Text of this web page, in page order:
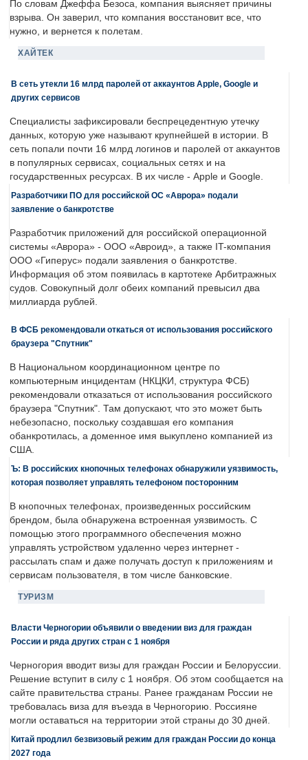
По словам Джеффа Безоса, компания выясняет причины
взрыва. Он заверил, что компания восстановит все, что
нужно, и вернется к полетам.
ХАЙТЕК
В сеть утекли 16 млрд паролей от аккаунтов Apple, Google и
других сервисов
Специалисты зафиксировали беспрецедентную утечку
данных, которую уже называют крупнейшей в истории. В
сеть попали почти 16 млрд логинов и паролей от аккаунтов
в популярных сервисах, социальных сетях и на
государственных ресурсах. В их числе - Apple и Google.
Разработчики ПО для российской ОС «Аврора» подали
заявление о банкротстве
Разработчик приложений для российской операционной
системы «Аврора» - ООО «Авроид», а также IT-компания
ООО «Гиперус» подали заявления о банкротстве.
Информация об этом появилась в картотеке Арбитражных
судов. Совокупный долг обеих компаний превысил два
миллиарда рублей.
В ФСБ рекомендовали откаться от использования российского
браузера "Спутник"
В Национальном координационном центре по
компьютерным инцидентам (НКЦКИ, структура ФСБ)
рекомендовали отказаться от использования российского
браузера "Спутник". Там допускают, что это может быть
небезопасно, поскольку создавшая его компания
обанкротилась, а доменное имя выкуплено компанией из
США.
Ъ: В российских кнопочных телефонах обнаружили уязвимость,
которая позволяет управлять телефоном посторонним
В кнопочных телефонах, произведенных российским
брендом, была обнаружена встроенная уязвимость. С
помощью этого программного обеспечения можно
управлять устройством удаленно через интернет -
рассылать спам и даже получать доступ к приложениям и
сервисам пользователя, в том числе банковские.
ТУРИЗМ
Власти Черногории объявили о введении виз для граждан
России и ряда других стран с 1 ноября
Черногория вводит визы для граждан России и Белоруссии.
Решение вступит в силу с 1 ноября. Об этом сообщается на
сайте правительства страны. Ранее гражданам России не
требовалась виза для въезда в Черногорию. Россияне
могли оставаться на территории этой страны до 30 дней.
Китай продлил безвизовый режим для граждан России до конца
2027 года